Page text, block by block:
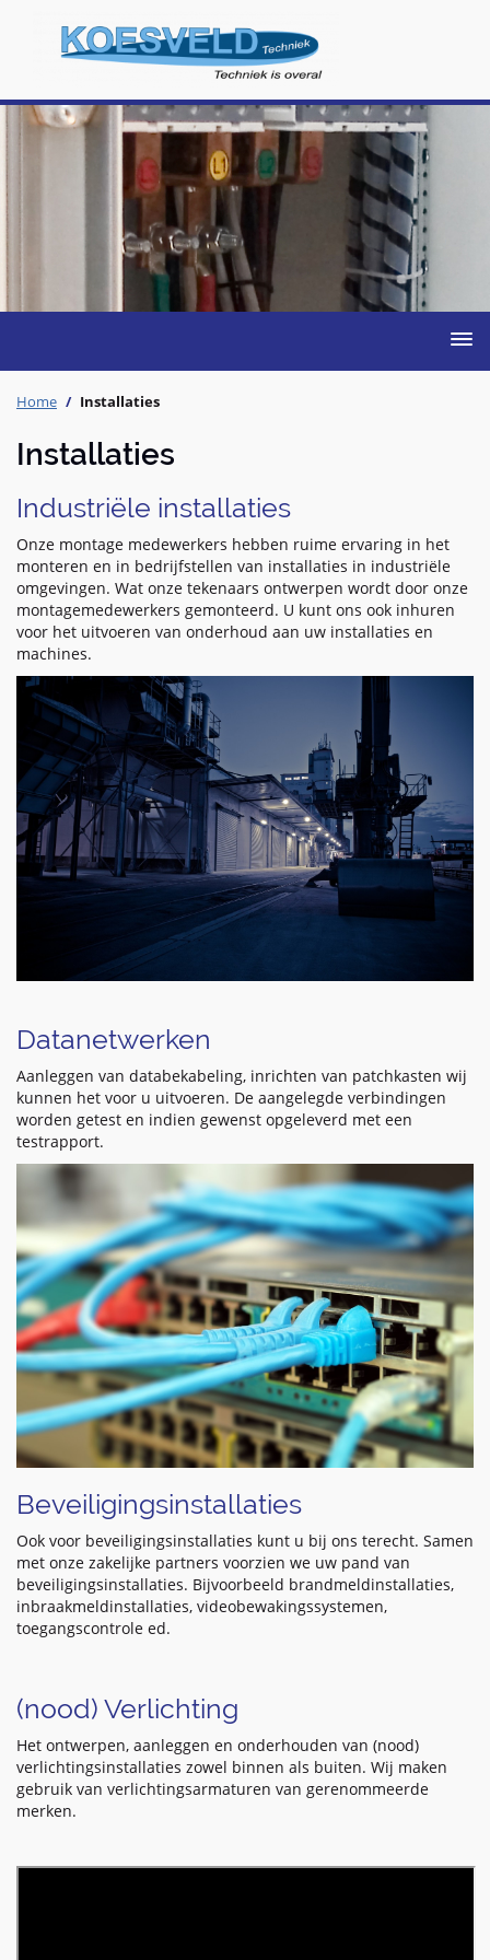
Home Installaties
Installaties
Industriële installaties
Onze montage medewerkers hebben ruime ervaring in het
monteren en in bedrijfstellen van installaties in industriële
omgevingen. Wat onze tekenaars ontwerpen wordt door onze
montagemedewerkers gemonteerd. U kunt ons ook inhuren
voor het uitvoeren van onderhoud aan uw installaties en
machines.
Datanetwerken
Aanleggen van databekabeling, inrichten van patchkasten wij
kunnen het voor u uitvoeren. De aangelegde verbindingen
worden getest en indien gewenst opgeleverd met een
testrapport.
Beveiligingsinstallaties
Ook voor beveiligingsinstallaties kunt u bij ons terecht. Samen
met onze zakelijke partners voorzien we uw pand van
beveiligingsinstallaties. Bijvoorbeeld brandmeldinstallaties,
inbraakmeldinstallaties, videobewakingssystemen,
toegangscontrole ed.
(nood) Verlichting
Het ontwerpen, aanleggen en onderhouden van (nood)
verlichtingsinstallaties zowel binnen als buiten. Wij maken
gebruik van verlichtingsarmaturen van gerenommeerde
merken.